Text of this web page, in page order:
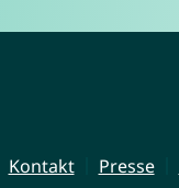
Kontakt Presse